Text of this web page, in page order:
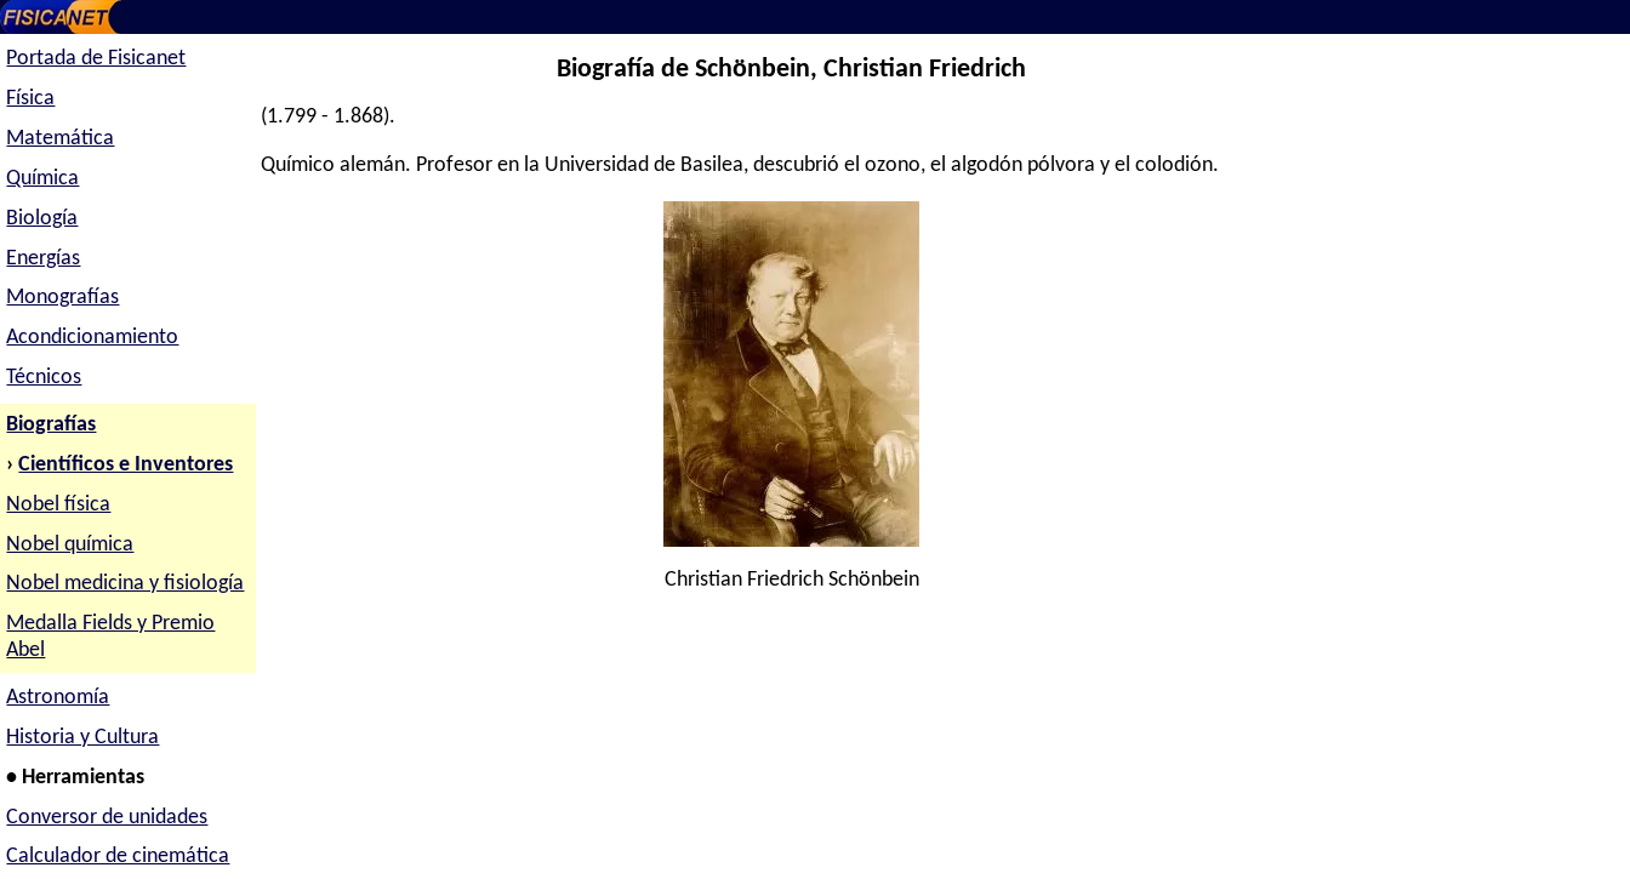
Portada de Fisicanet
Física
Matemática
Química
Biología
Energías
Monografías
Acondicionamiento
Técnicos
Biografías
›Científicos e Inventores
Nobel física
Nobel química
Nobel medicina y fisiología
Medalla Fields y Premio
Abel
Astronomía
Historia y Cultura
• Herramientas
Conversor de unidades
Calculador de cinemática
Biografía de Schönbein, Christian Friedrich
(1.799 - 1.868).
Químico alemán. Profesor en la Universidad de Basilea, descubrió el ozono, el algodón pólvora y el colodión.
Christian Friedrich Schönbein